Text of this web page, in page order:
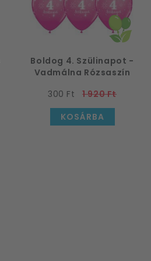
Boldog 4. Szülinapot -
Vadmálna Rózsaszín
300 Ft
1 920 Ft
KOSÁRBA